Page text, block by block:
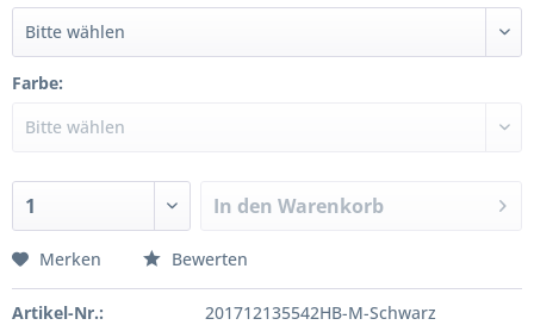
Farbe:
In den Warenkorb
Merken Bewerten
Artikel-Nr.:
201712135542HB-M-Schwarz